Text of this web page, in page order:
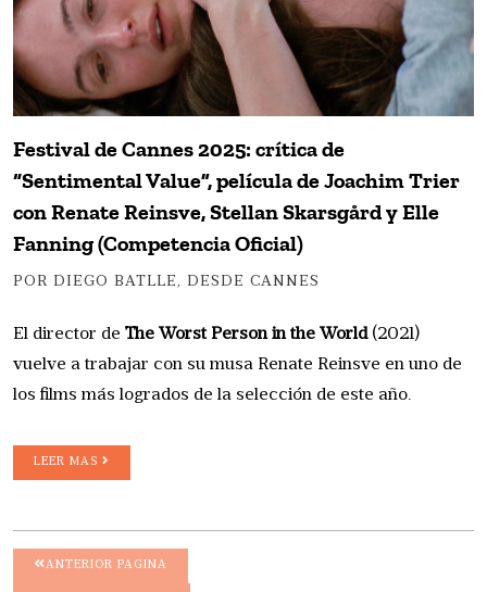
Festival de Cannes 2025: crítica de
“Sentimental Value”, película de Joachim Trier
con Renate Reinsve, Stellan Skarsgård y Elle
Fanning (Competencia Oficial)
POR DIEGO BATLLE, DESDE CANNES
El director de The Worst Person in the World(2021)
vuelve a trabajar con su musa Renate Reinsve en uno de
los films más logrados de la selección de este año.
LEER MAS
ANTERIOR PAGINA